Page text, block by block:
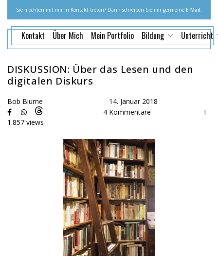
Sie möchten mit mir in Kontakt treten? Dann schreiben Sie mir gern eine E-Mail.
Kontakt Über Mich Mein Portfolio Bildung Unterricht
DISKUSSION: Über das Lesen und den
digitalen Diskurs
Bob Blume
14. Januar 2018
4 Kommentare
I
1.857 views